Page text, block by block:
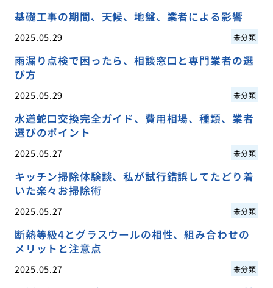
基礎工事の期間、天候、地盤、業者による影響
2025.05.29 未分類
雨漏り点検で困ったら、相談窓口と専門業者の選
び方
2025.05.29 未分類
水道蛇口交換完全ガイド、費用相場、種類、業者
選びのポイント
2025.05.27 未分類
キッチン掃除体験談、私が試行錯誤してたどり着
いた楽々お掃除術
2025.05.27 未分類
断熱等級4とグラスウールの相性、組み合わせの
メリットと注意点
2025.05.27 未分類